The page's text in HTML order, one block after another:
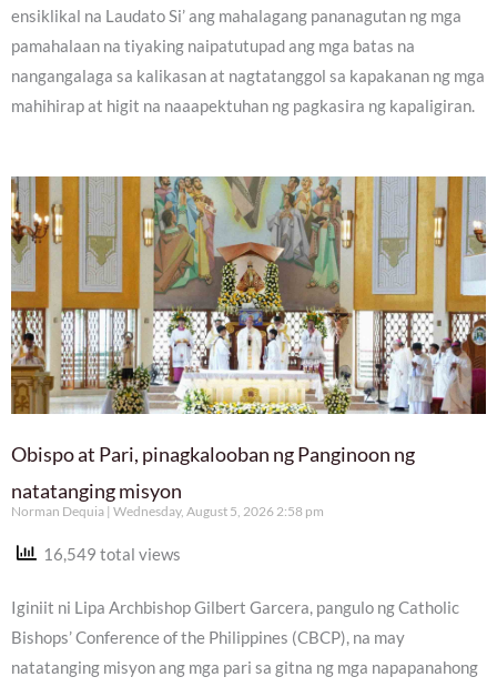
ensiklikal na Laudato Si’ ang mahalagang pananagutan ng mga
pamahalaan na tiyaking naipatutupad ang mga batas na
nangangalaga sa kalikasan at nagtatanggol sa kapakanan ng mga
mahihirap at higit na naaapektuhan ng pagkasira ng kapaligiran.
Obispo at Pari, pinagkalooban ng Panginoon ng
natatanging misyon
Norman Dequia Wednesday, August 5, 2026 2:58 pm
16,549 total views
Iginiit ni Lipa Archbishop Gilbert Garcera, pangulo ng Catholic
Bishops’ Conference of the Philippines (CBCP), na may
natatanging misyon ang mga pari sa gitna ng mga napapanahong